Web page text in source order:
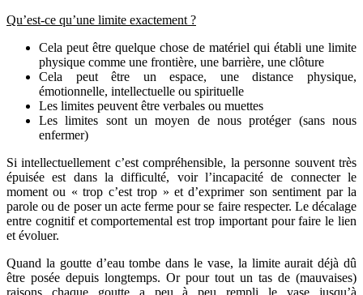
Qu’est-ce qu’une limite exactement ?
Cela peut être quelque chose de matériel qui établi une limite
physique comme une frontière, une barrière, une clôture
Cela peut être un espace, une distance physique,
émotionnelle, intellectuelle ou spirituelle
Les limites peuvent être verbales ou muettes
Les limites sont un moyen de nous protéger (sans nous
enfermer)
Si intellectuellement c’est compréhensible, la personne souvent très
épuisée est dans la difficulté, voir l’incapacité de connecter le
moment ou « trop c’est trop » et d’exprimer son sentiment par la
parole ou de poser un acte ferme pour se faire respecter. Le décalage
entre cognitif et comportemental est trop important pour faire le lien
et évoluer.
Quand la goutte d’eau tombe dans le vase, la limite aurait déjà dû
être posée depuis longtemps. Or pour tout un tas de (mauvaises)
raisons chaque goutte a peu à peu rempli le vase jusqu’à